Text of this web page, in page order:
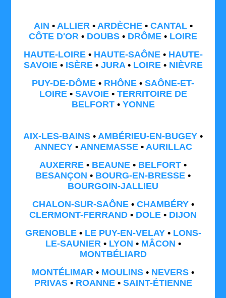
AIN • ALLIER• ARDÈCHE• CANTAL•
CÔTE D'OR • DOUBS • DRÔME • LOIRE
HAUTE-LOIRE• HAUTE-SAÔNE• HAUTE-
SAVOIE• ISÈRE• JURA• LOIRE• NIÈVRE
PUY-DE-DÔME • RHÔNE • SAÔNE-ET-
LOIRE• SAVOIE• TERRITOIRE DE
BELFORT• YONNE
AIX-LES-BAINS • AMBÉRIEU-EN-BUGEY •
ANNECY• ANNEMASSE• AURILLAC
AUXERRE • BEAUNE • BELFORT •
BESANÇON • BOURG-EN-BRESSE •
BOURGOIN-JALLIEU
CHALON-SUR-SAÔNE• CHAMBÉRY•
CLERMONT-FERRAND • DOLE • DIJON
GRENOBLE• LE PUY-EN-VELAY• LONS-
LE-SAUNIER• LYON • MÂCON •
MONTBÉLIARD
MONTÉLIMAR • MOULINS • NEVERS •
PRIVAS• ROANNE• SAINT-ÉTIENNE